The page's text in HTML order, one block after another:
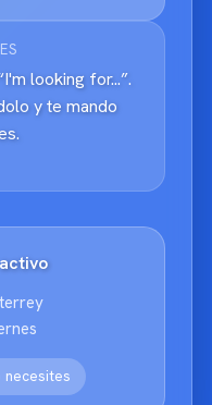
looking for...”.
y te mando
necesites